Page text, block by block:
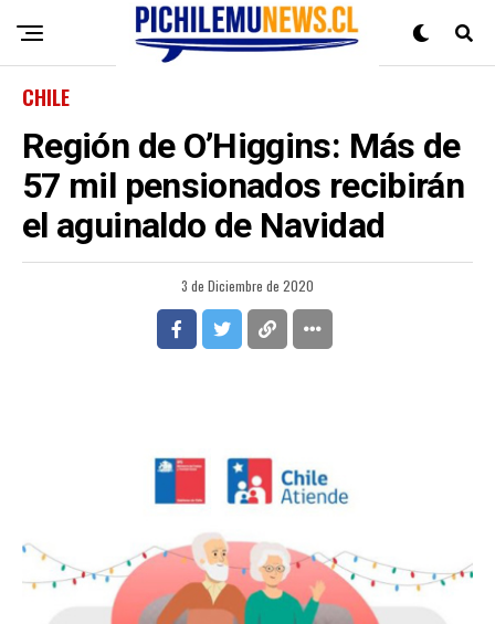
CHILE
Región de O’Higgins: Más de
57 mil pensionados recibirán
el aguinaldo de Navidad
3 de Diciembre de 2020